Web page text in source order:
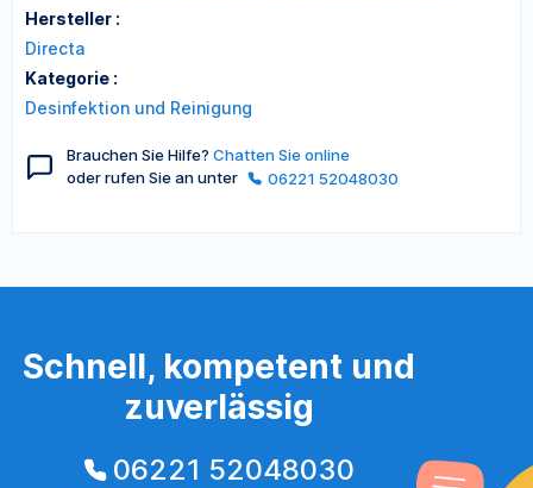
Hersteller :
Directa
Kategorie :
Desinfektion und Reinigung
Brauchen Sie Hilfe? Chatten Sie online
oder rufen Sie an unter
06221 52048030
Schnell, kompetent und
zuverlässig
06221 52048030